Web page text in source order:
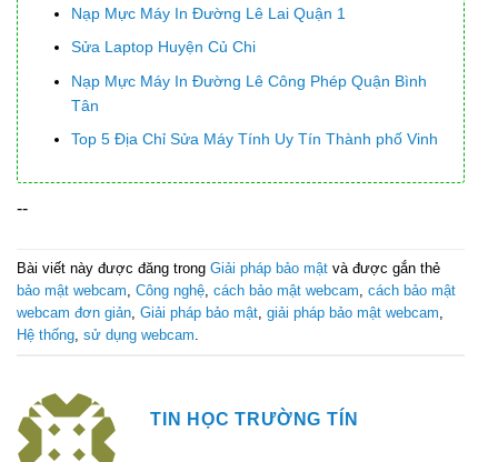
Nạp Mực Máy In Đường Lê Lai Quận 1
Sửa Laptop Huyện Củ Chi
Nạp Mực Máy In Đường Lê Công Phép Quận Bình
Tân
Top 5 Địa Chỉ Sửa Máy Tính Uy Tín Thành phố Vinh
--
Bài viết này được đăng trong Giải pháp bảo mật và được gắn thẻ
bảo mật webcam Công nghệ cách bảo mật webcam cách bảo mật
webcam đơn giản Giải pháp bảo mật giải pháp bảo mật webcam
Hệ thống sử dụng webcam
TIN HỌC TRƯỜNG TÍN